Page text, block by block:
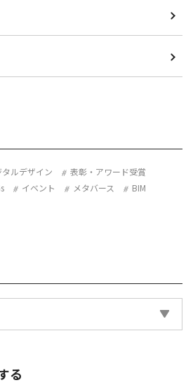
タルデザイン
表彰・アワード受賞
イベント メタバース
BIM
る